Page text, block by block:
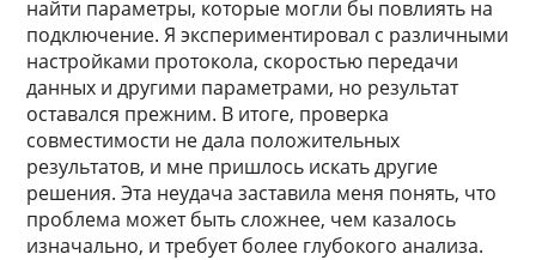
найти параметры, которые могли бы повлиять на
подключение. Я экспериментировал с различными
настройками протокола, скоростью передачи
данных и другими параметрами, но результат
оставался прежним. В итоге, проверка
совместимости не дала положительных
результатов, и мне пришлось искать другие
решения. Эта неудача заставила меня понять, что
проблема может быть сложнее, чем казалось
изначально, и требует более глубокого анализа.